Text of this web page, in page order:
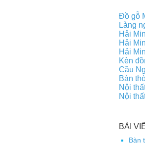
Đồ gỗ
Làng
Hải
Hải
Hải
Kèn
Cầu
Bàn
Nội
Nội
BÀI
Bàn